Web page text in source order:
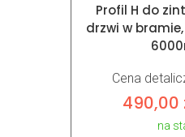
Profil H do
drzwi w
Cena
490,00
na